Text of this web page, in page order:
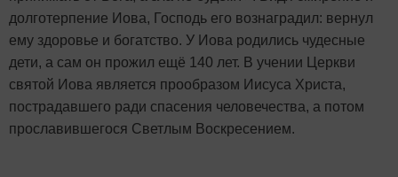
долготерпение Иова, Господь его вознаградил: вернул
ему здоровье и богатство. У Иова родились чудесные
дети, а сам он прожил ещё 140 лет. В учении Церкви
святой Иова является прообразом Иисуса Христа,
пострадавшего ради спасения человечества, а потом
прославившегося Светлым Воскресением.